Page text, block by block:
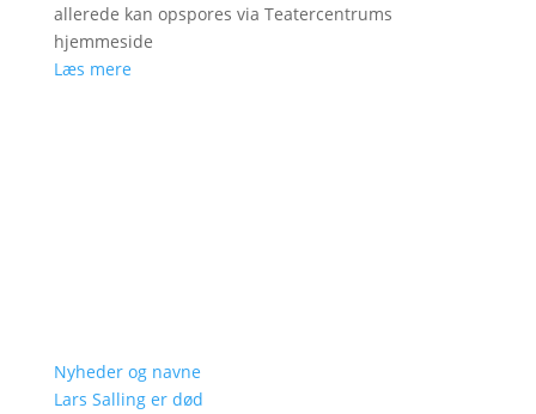
allerede kan opspores via Teatercentrums
hjemmeside
Læs mere
Nyheder og navne
Lars Salling er død